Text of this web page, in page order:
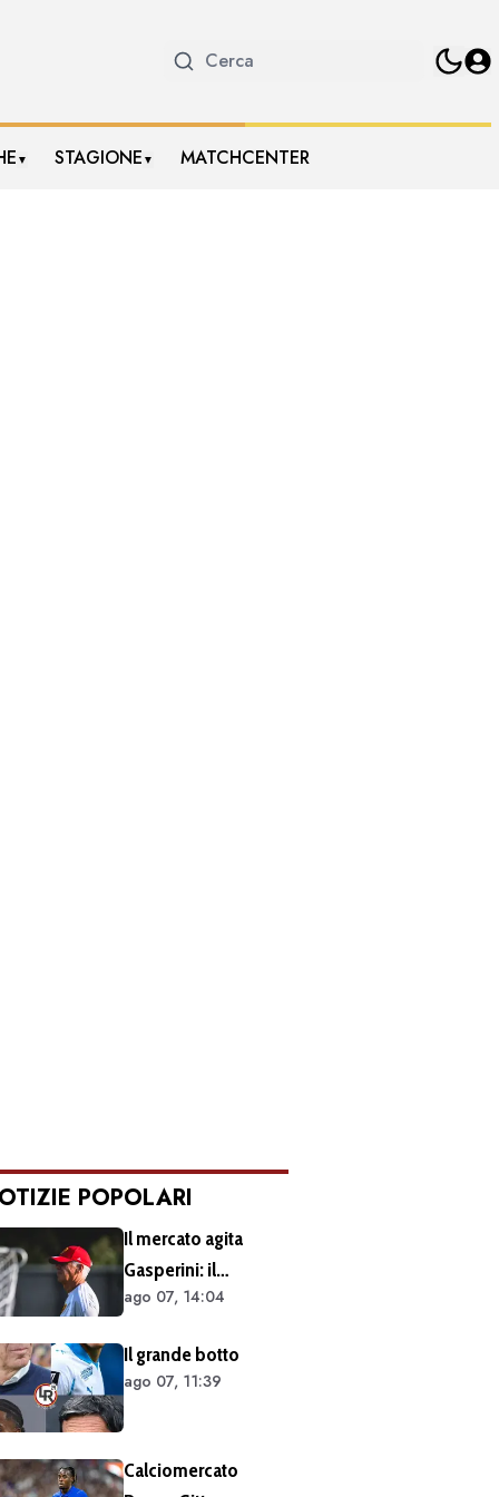
▼ STAGIONE ▼ MATCHCENTER
POPOLARI
Il mercato agita
Gasperini: il
retroscena dietro al
Ecco cosa è emerso
dal meeting con la
ago 07, 14:04
Il grande botto
ago 07, 11:39
Calciomercato